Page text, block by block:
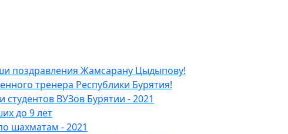
поздравления Жамсарану Цыдыпову!
тренера Республики Бурятия!
студентов ВУЗов Бурятии - 2021
до 9 лет
шахматам - 2021